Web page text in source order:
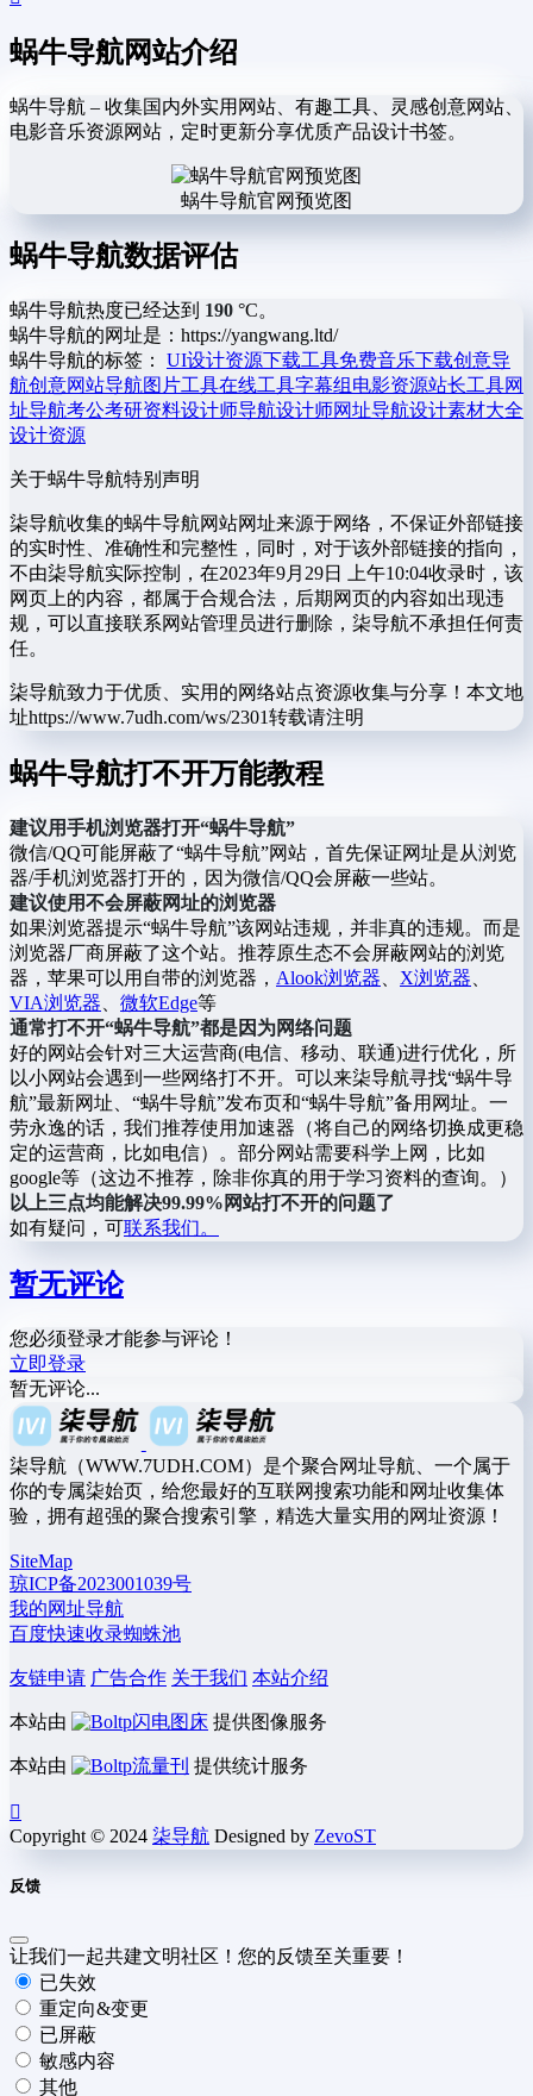
蜗牛导航网站介绍
蜗牛导航 – 收集国内外实用网站、有趣工具、灵感创意网站、
电影音乐资源网站，定时更新分享优质产品设计书签。
蜗牛导航官网预览图
蜗牛导航数据评估
蜗牛导航热度已经达到 190 °C。
蜗牛导航的网址是：https://yangwang.ltd/
蜗牛导航的标签： UI设计资源下载工具免费音乐下载创意导
航创意网站导航图片工具在线工具字幕组 电影资源站长工具网
址导航考公考研资料设计师导航设计师网址导航设计素材大全
设计资源
关于蜗牛导航特别声明
柒导航收集的蜗牛导航网站网址来源于网络，不保证外部链接
的实时性、准确性和完整性，同时，对于该外部链接的指向，
不由柒导航实际控制，在2023年9月29日 上午10:04收录时，该
网页上的内容，都属于合规合法，后期网页的内容如出现违
规，可以直接联系网站管理员进行删除，柒导航不承担任何责
任。
柒导航致力于优质、实用的网络站点资源收集与分享！ 本文地
址https://www.7udh.com/ws/2301转载请注明
蜗牛导航打不开万能教程
建议用手机浏览器打开“蜗牛导航”
微信/QQ可能屏蔽了“蜗牛导航”网站，首先保证网址是从浏览
器/手机浏览器打开的，因为微信/QQ会屏蔽一些站。
建议使用不会屏蔽网址的浏览器
如果浏览器提示“蜗牛导航”该网站违规，并非真的违规。而是
浏览器厂商屏蔽了这个站。推荐原生态不会屏蔽网站的浏览
器，苹果可以用自带的浏览器， Alook浏览器 X浏览器
VIA浏览器
微软Edge等
通常打不开“蜗牛导航”都是因为网络问题
好的网站会针对三大运营商(电信、移动、联通)进行优化，所
以小网站会遇到一些网络打不开。可以来柒导航寻找“蜗牛导
航”最新网址、“蜗牛导航”发布页和“蜗牛导航”备用网址。一
劳永逸的话，我们推荐使用加速器（将自己的网络切换成更稳
定的运营商，比如电信）。部分网站需要科学上网，比如
google等（这边不推荐，除非你真的用于学习资料的查询。）
以上三点均能解决99.99%网站打不开的问题了
如有疑问，可联系我们。
暂无评论
您必须登录才能参与评论！
立即登录
暂无评论...
柒导航（WWW.7UDH.COM）是个聚合网址导航、一个属于
你的专属柒始页，给您最好的互联网搜索功能和网址收集体
验，拥有超强的聚合搜索引擎，精选大量实用的网址资源！
SiteMap
琼ICP备2023001039号
我的网址导航
百度快速收录蜘蛛池
友链申请 广告合作 关于我们 本站介绍
本站由 闪电图床 提供图像服务
本站由 流量刊 提供统计服务
Copyright © 2024 柒导航 Designed by ZevoST
反馈
让我们一起共建文明社区！您的反馈至关重要！
已失效
重定向&变更
已屏蔽
敏感内容
其他